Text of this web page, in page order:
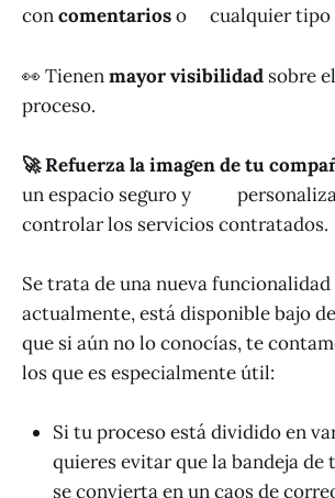
concomentarioso cualquier tipo
👀 Tienenmayor visibilidad sobre
proceso.
🚀 Refuerza la imagen de tu
un espacio seguro y
controlar los servicios contratados.
Se trata de una nueva funcionalidad
actualmente, está disponible bajo
que si aún no lo conocías, te
los que es especialmente útil:
Si tu proceso está dividido en
quieres evitar que la bandeja
se convierta en un caos de